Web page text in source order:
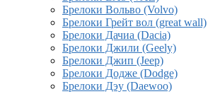
Брелоки Вольво (Volvo)
Брелоки Грейт вол (great wall)
Брелоки Дачиа (Dacia)
Брелоки Джили (Geely)
Брелоки Джип (Jeep)
Брелоки Додже (Dodge)
Брелоки Дэу (Daewoo)